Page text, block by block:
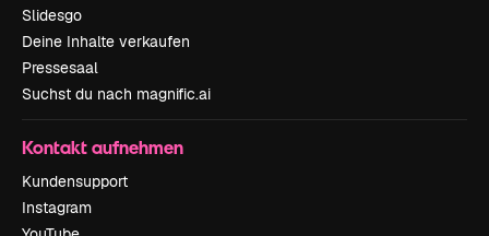
Slidesgo
Deine Inhalte verkaufen
Pressesaal
Suchst du nach magnific.ai
Kontakt aufnehmen
Kundensupport
Instagram